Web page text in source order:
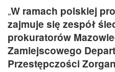
„W ramach polskiej
zajmuje się zespół
prokuratorów
Zamiejscowego
Przestępczości